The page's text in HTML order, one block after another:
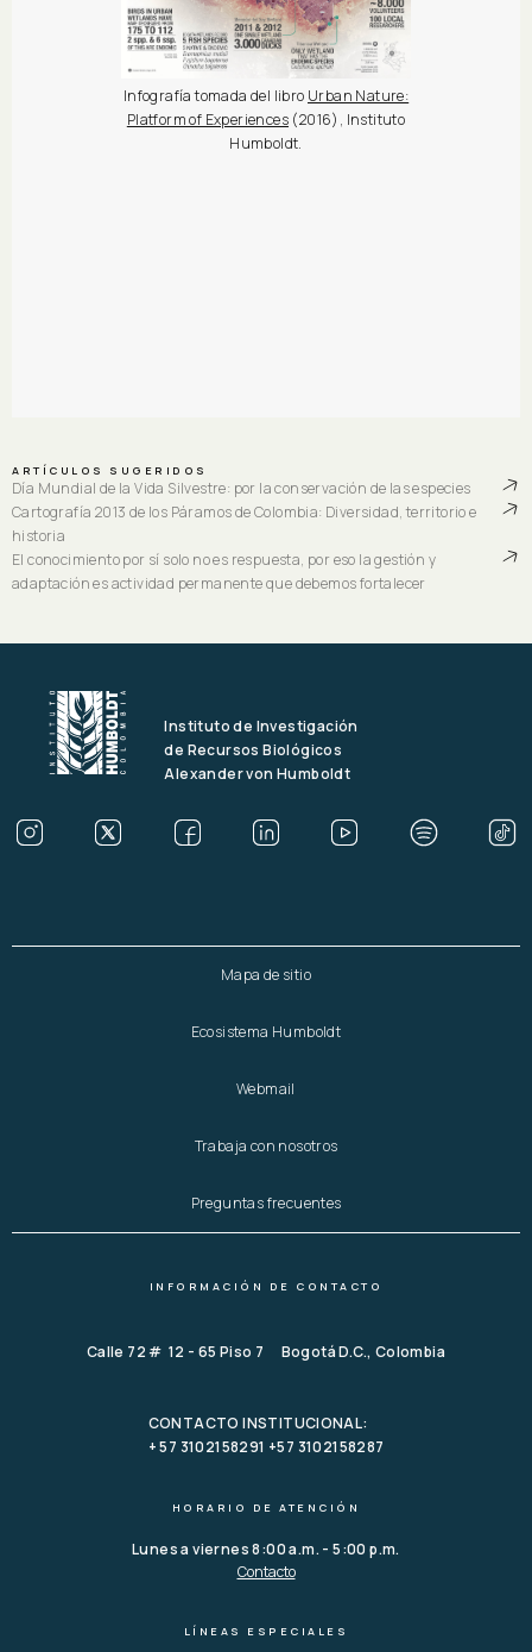
Infografía tomada del libro Urban Nature:
Platform of Experiences (2016), Instituto
Humboldt.
ARTÍCULOS SUGERIDOS
Día Mundial de la Vida Silvestre: por la conservación de las especies
Cartografía 2013 de los Páramos de Colombia: Diversidad, territorio e
historia
El conocimiento por sí solo no es respuesta, por eso la gestión y
adaptación es actividad permanente que debemos fortalecer
Instituto de Investigación
de Recursos Biológicos
Alexander von Humboldt
Mapa de sitio
Ecosistema Humboldt
Webmail
Trabaja con nosotros
Preguntas frecuentes
INFORMACIÓN DE CONTACTO
Calle 72 # 12 - 65 Piso 7 Bogotá D.C., Colombia
CONTACTO INSTITUCIONAL:
+ 57 3102158291 +57 3102158287
HORARIO DE ATENCIÓN
Lunes a viernes 8:00 a.m. - 5:00 p.m.
Contacto
LÍNEAS ESPECIALES